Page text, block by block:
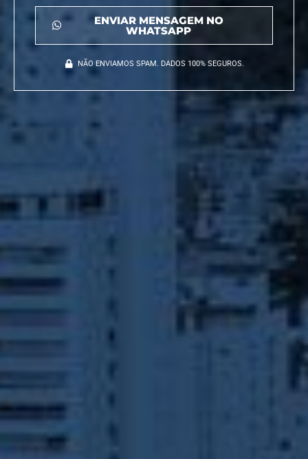
ENVIAR MENSAGEM NO
WHATSAPP
NÃO ENVIAMOS SPAM. DADOS 100% SEGUROS.